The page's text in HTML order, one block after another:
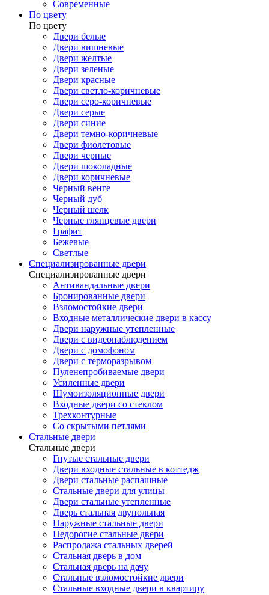
Современные
По цвету
По цвету
Двери белые
Двери вишневые
Двери желтые
Двери зеленые
Двери красные
Двери светло-коричневые
Двери серо-коричневые
Двери серые
Двери синие
Двери темно-коричневые
Двери фиолетовые
Двери черные
Двери шоколадные
Двери коричневые
Черный венге
Черный дуб
Черный шелк
Черные глянцевые двери
Графит
Бежевые
Светлые
Специализированные двери
Специализированные двери
Антивандальные двери
Бронированные двери
Взломостойкие двери
Входные металлические двери в кассу
Двери наружные утепленные
Двери с видеонаблюдением
Двери с домофоном
Двери с терморазрывом
Пуленепробиваемые двери
Усиленные двери
Шумоизоляционные двери
Входные двери со стеклом
Трехконтурные
Со скрытыми петлями
Стальные двери
Стальные двери
Гнутые стальные двери
Двери входные стальные в коттедж
Двери стальные распашные
Стальные двери для улицы
Двери стальные утепленные
Дверь стальная двупольная
Наружные стальные двери
Недорогие стальные двери
Распродажа стальных дверей
Стальная дверь в дом
Стальная дверь на дачу
Стальные взломостойкие двери
Стальные входные двери в квартиру